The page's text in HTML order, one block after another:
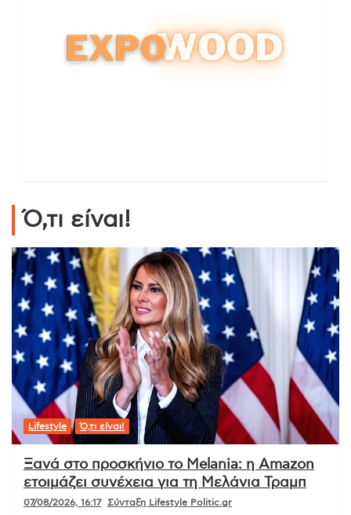
Ό,τι είναι!
Lifestyle Ό,τι είναι!
Ξανά στο προσκήνιο το Melania: η Amazon
ετοιμάζει συνέχεια για τη Μελάνια Τραμπ
07/08/2026, 16:17 Σύνταξη Lifestyle Politic.gr